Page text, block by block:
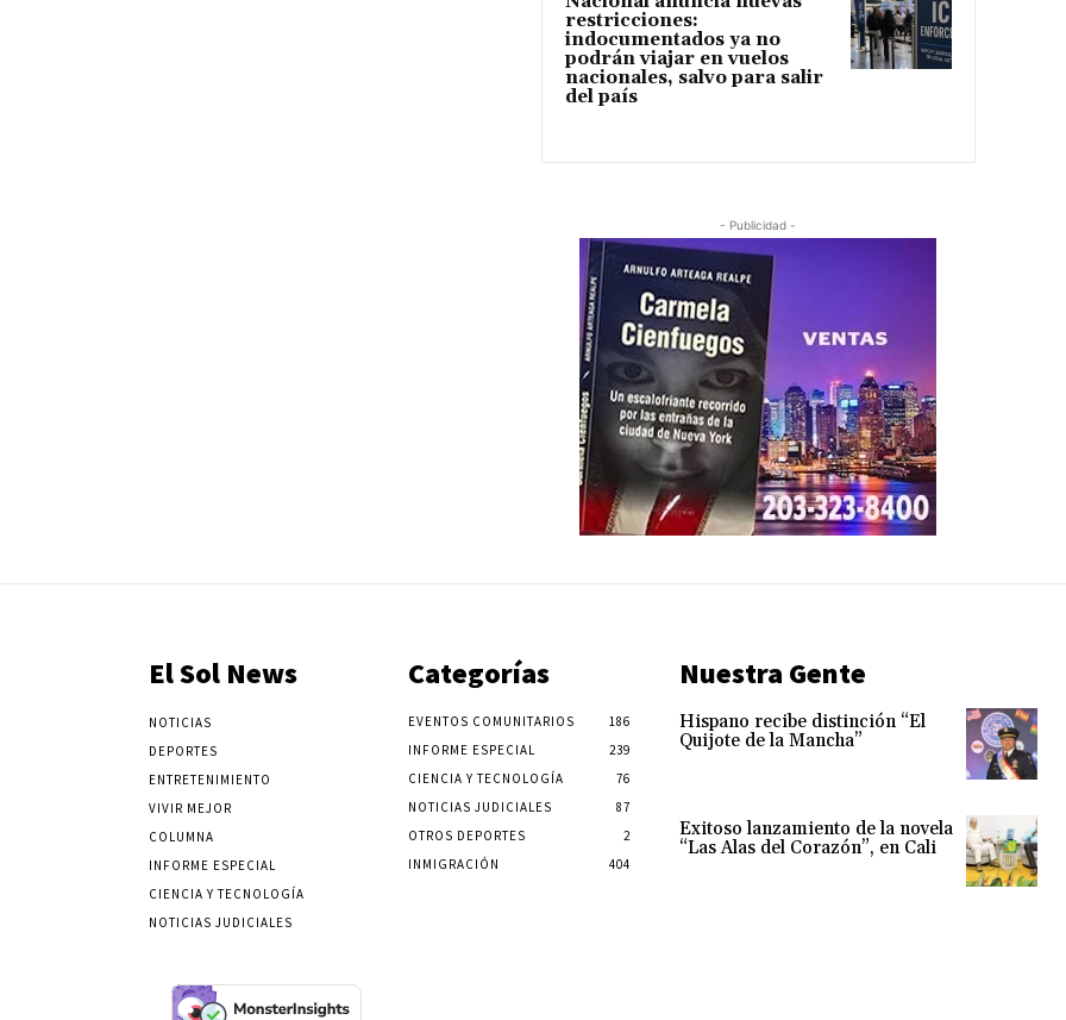
restricciones:
indocumentados ya no
podrán viajar en vuelos
nacionales, salvo para salir
del país
- Publicidad -
El Sol News
NOTICIAS
DEPORTES
ENTRETENIMIENTO
VIVIR MEJOR
COLUMNA
INFORME ESPECIAL
CIENCIA Y TECNOLOGÍA
NOTICIAS JUDICIALES
Categorías
EVENTOS COMUNITARIOS
186
INFORME ESPECIAL
239
CIENCIA Y TECNOLOGÍA
76
NOTICIAS JUDICIALES
87
OTROS DEPORTES
2
INMIGRACIÓN
404
Nuestra Gente
Hispano recibe distinción “El
Quijote de la Mancha”
Exitoso lanzamiento de la novela
“Las Alas del Corazón”, en Cali